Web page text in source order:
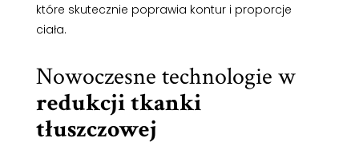
które skutecznie poprawia kontur i proporcje
ciała.
Nowoczesne technologie w
redukcji tkanki
tłuszczowej